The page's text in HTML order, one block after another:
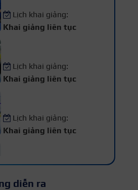
Lịch khai giảng:
Khai giảng liên tục
Lịch khai giảng:
Khai giảng liên tục
Lịch khai giảng:
Khai giảng liên tục
Khai giảng liên tục
diễn ra